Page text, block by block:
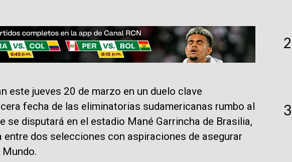
este jueves 20 de marzo en un duelo clave
fecha de las eliminatorias sudamericanas rumbo al
se disputará en el estadio Mané Garrincha de Brasilia,
dos selecciones con aspiraciones de asegurar
Mundo.
2
3